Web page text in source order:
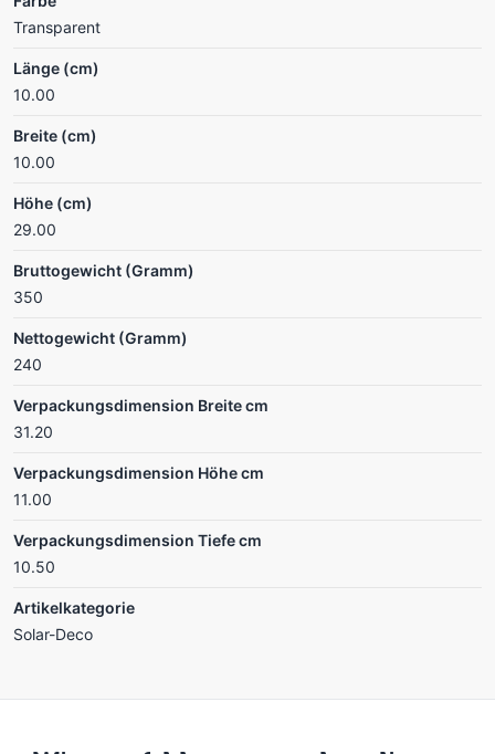
Transparent
Länge (cm)
10.00
Breite (cm)
10.00
Höhe (cm)
29.00
Bruttogewicht (Gramm)
350
Nettogewicht (Gramm)
240
Verpackungsdimension Breite cm
31.20
Verpackungsdimension Höhe cm
11.00
Verpackungsdimension Tiefe cm
10.50
Artikelkategorie
Solar-Deco